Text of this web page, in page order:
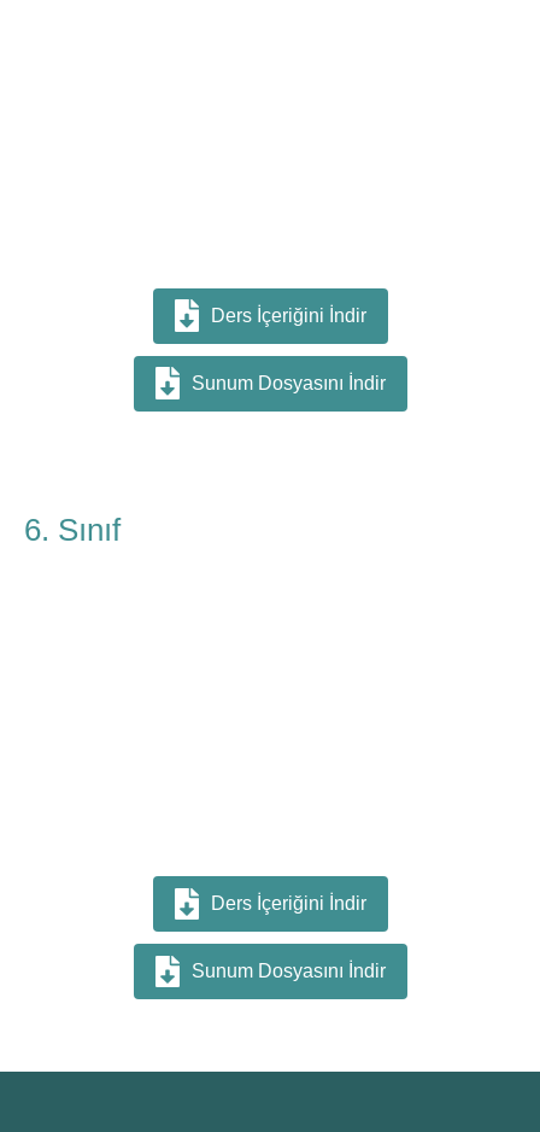
Ders İçeriğini İndir
Sunum Dosyasını İndir
6. Sınıf
Ders İçeriğini İndir
Sunum Dosyasını İndir